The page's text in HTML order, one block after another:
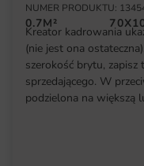
NUMER PRODUKTU:
0.7M²
Kreator kadrowania
(nie jest ona
szerokość brytu,
sprzedającego. W
podzielona na większą